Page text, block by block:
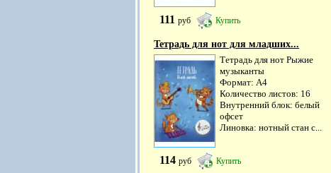
111 руб Купить
Тетрадь для нот для младших...
Тетрадь для нот Рыжие
музыканты
Формат: А4
Количество листов: 16
Внутренний блок: белый
офсет
Линовка: нотный стан с...
114 руб Купить